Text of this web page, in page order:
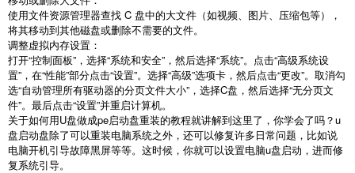
使用文件资源管理器查找 C 盘中的大文件（如视频、图片、压缩包等），
将其移动到其他磁盘或删除不需要的文件。
调整虚拟内存设置：
打开“控制面板”，选择“系统和安全”，然后选择“系统”。点击“高级系统设
置”，在“性能”部分点击“设置”。选择“高级”选项卡，然后点击“更改”。取消勾
选“自动管理所有驱动器的分页文件大小”，选择C盘，然后选择“无分页文
件”。最后点击“设置”并重启计算机。
关于如何用U盘做成pe启动盘重装的教程就讲解到这里了，你学会了吗？u
盘启动盘除了可以重装电脑系统之外，还可以修复许多日常问题，比如说
电脑开机引导故障黑屏等等。这时候，你就可以设置电脑u盘启动，进而修
复系统引导。